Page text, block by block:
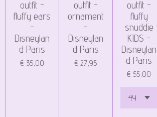
outfit -
fluffy ears
-
Disneylan
d Paris
€ 35,00
outfit -
ornament
-
Disneylan
d Paris
€ 27,95
outfit -
fluffy
snuddie
KIDS -
Disneylan
d Paris
€ 55,00